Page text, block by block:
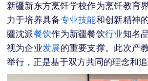
新疆新东方烹饪学校作为烹饪教育
力于培养具备专业技能和创新精神
疆沈派餐饮作为新疆餐饮行业知名
视为企业发展的重要支撑。此次产
举行，正是基于双方共同的理念和追